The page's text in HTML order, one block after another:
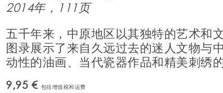
2014年，111页
五千年来，中原地区以其独特的艺术和
图录展示了来自久远过去的迷人文物与
动性的油画、当代瓷器作品和精美刺绣
9,95 € 包括增值税和运费